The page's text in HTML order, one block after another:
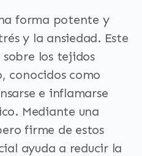
forma potente y
y la ansiedad. Este
los tejidos
conocidos como
e inflamarse
Mediante una
firme de estos
ayuda a reducir la